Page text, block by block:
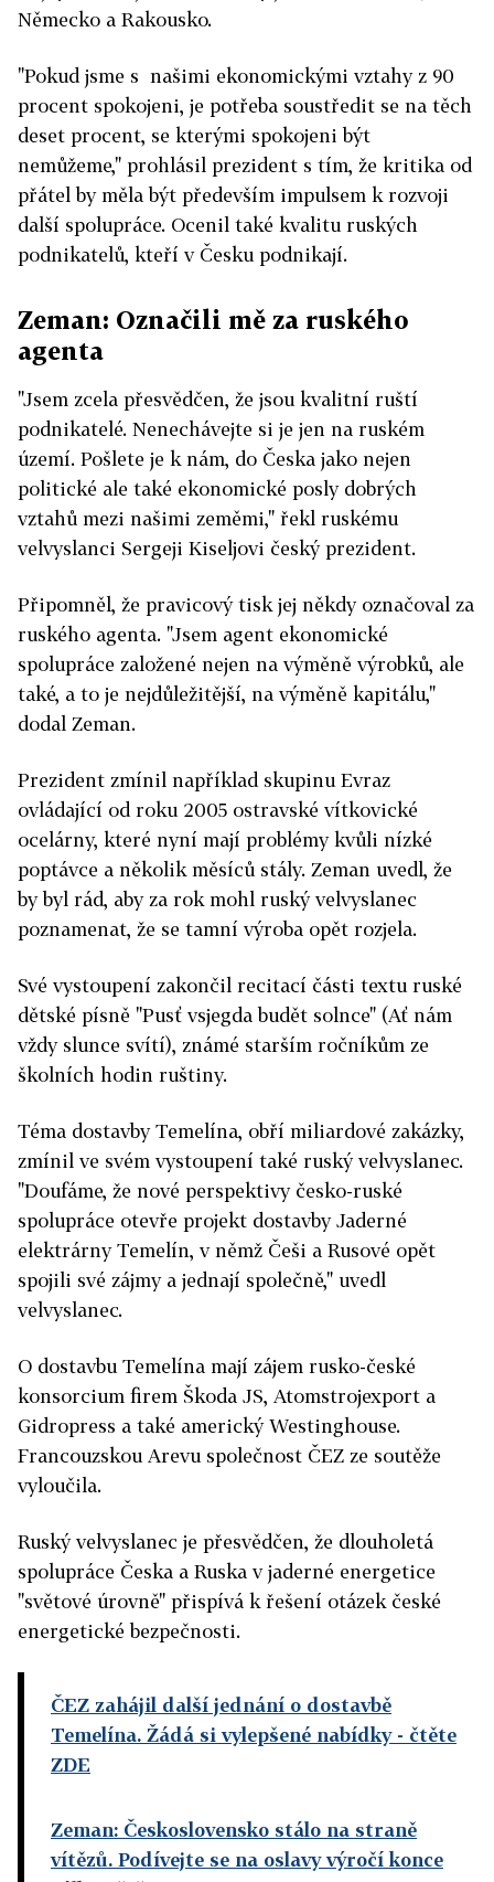
Německo a Rakousko.
"Pokud jsme s našimi ekonomickými vztahy z 90
procent spokojeni, je potřeba soustředit se na těch
deset procent, se kterými spokojeni být
nemůžeme," prohlásil prezident s tím, že kritika od
přátel by měla být především impulsem k rozvoji
další spolupráce. Ocenil také kvalitu ruských
podnikatelů, kteří v Česku podnikají.
Zeman: Označili mě za ruského
agenta
"Jsem zcela přesvědčen, že jsou kvalitní ruští
podnikatelé. Nenechávejte si je jen na ruském
území. Pošlete je k nám, do Česka jako nejen
politické ale také ekonomické posly dobrých
vztahů mezi našimi zeměmi," řekl ruskému
velvyslanci Sergeji Kiseljovi český prezident.
Připomněl, že pravicový tisk jej někdy označoval za
ruského agenta. "Jsem agent ekonomické
spolupráce založené nejen na výměně výrobků, ale
také, a to je nejdůležitější, na výměně kapitálu,"
dodal Zeman.
Prezident zmínil například skupinu Evraz
ovládající od roku 2005 ostravské vítkovické
ocelárny, které nyní mají problémy kvůli nízké
poptávce a několik měsíců stály. Zeman uvedl, že
by byl rád, aby za rok mohl ruský velvyslanec
poznamenat, že se tamní výroba opět rozjela.
Své vystoupení zakončil recitací části textu ruské
dětské písně "Pusť vsjegda budět solnce" (Ať nám
vždy slunce svítí), známé starším ročníkům ze
školních hodin ruštiny.
Téma dostavby Temelína, obří miliardové zakázky,
zmínil ve svém vystoupení také ruský velvyslanec.
"Doufáme, že nové perspektivy česko-ruské
spolupráce otevře projekt dostavby Jaderné
elektrárny Temelín, v němž Češi a Rusové opět
spojili své zájmy a jednají společně," uvedl
velvyslanec.
O dostavbu Temelína mají zájem rusko-české
konsorcium firem Škoda JS, Atomstrojexport a
Gidropress a také americký Westinghouse.
Francouzskou Arevu společnost ČEZ ze soutěže
vyloučila.
Ruský velvyslanec je přesvědčen, že dlouholetá
spolupráce Česka a Ruska v jaderné energetice
"světové úrovně" přispívá k řešení otázek české
energetické bezpečnosti.
ČEZ zahájil další jednání o dostavbě
Temelína. Žádá si vylepšené nabídky- čtěte
ZDE
Zeman: Československo stálo na straně
vítězů. Podívejte se na oslavy výročí konce